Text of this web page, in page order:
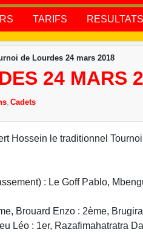
TARIFS RESULTATS
de Lourdes 24 mars 2018
24 MARS
Cadets
Hossein le traditionnel
: Le Goff Pablo,
Brouard Enzo : 2ème,
Léo : 1er, Razafimahatratra